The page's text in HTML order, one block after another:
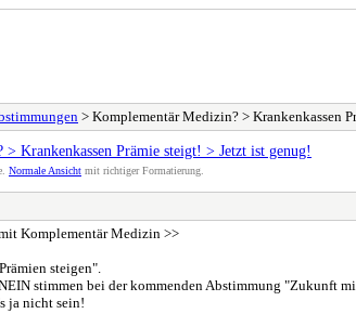
> Komplementär Medizin? > Krankenkassen
Krankenkassen Prämie steigt! > Jetzt ist genug!
Normale Ansicht mit richtiger Formatierung.
Komplementär Medizin >>
steigen".
stimmen bei der kommenden Abstimmung "Zukunft
ja nicht sein!